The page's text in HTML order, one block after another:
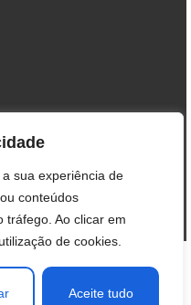
sua experiência de
conteúdos
tráfego. Ao clicar em
de cookies.
Aceite tudo
Criação de sites